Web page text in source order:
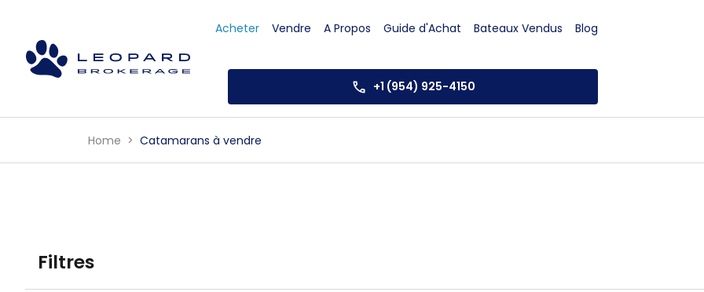
Acheter Vendre A Propos Guide d'Achat Bateaux Vendus Blog
+1 (954) 925-4150
Home Catamarans à vendre
Filtres